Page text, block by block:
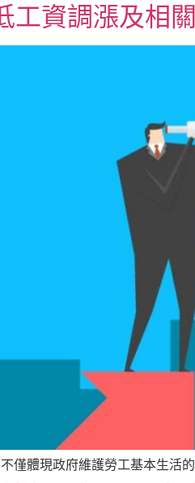
工資調漲及相
僅體現政府維護勞工基本生活